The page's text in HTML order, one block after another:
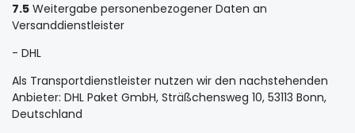
7.5 Weitergabe personenbezogener Daten an
Versanddienstleister
- DHL
Als Transportdienstleister nutzen wir den nachstehenden
Anbieter: DHL Paket GmbH, Sträßchensweg 10, 53113 Bonn,
Deutschland